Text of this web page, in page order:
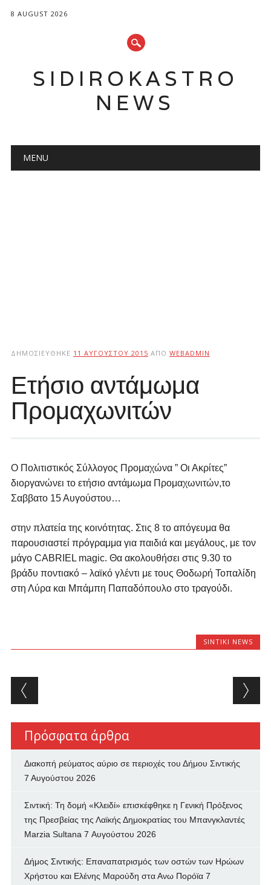
8 AUGUST 2026
SIDIROKASTRO
NEWS
Main menu
MENU
ΔΗΜΟΣΙΕΎΘΗΚΕ 11 ΑΥΓΟΎΣΤΟΥ 2015 ΑΠΌ WEBADMIN
Ετήσιο αντάμωμα
Προμαχωνιτών
Ο Πολιτιστικός Σύλλογος Προμαχώνα ” Οι Ακρίτες”
διοργανώνει το ετήσιο αντάμωμα Προμαχωνιτών,το
Σαββατο 15 Αυγούστου…
στην πλατεία της κοινότητας. Στις 8 το απόγευμα θα
παρουσιαστεί πρόγραμμα για παιδιά και μεγάλους, με τον
μάγο CABRIEL magic. Θα ακολουθήσει στις 9.30 το
βράδυ ποντιακό – λαϊκό γλέντι με τους Θοδωρή Τοπαλίδη
στη Λύρα και Μπάμπη Παπαδόπουλο στο τραγούδι.
SINTIKI NEWS
Post navigation
Πρόσφατα άρθρα
Διακοπή ρεύματος αύριο σε περιοχές του Δήμου Σιντικής
7 Αυγούστου 2026
Σιντική: Τη δομή «Κλειδί» επισκέφθηκε η Γενική Πρόξενος
της Πρεσβείας της Λαϊκής Δημοκρατίας του Μπανγκλαντές
Marzia Sultana 7 Αυγούστου 2026
Δήμος Σιντικής: Επαναπατρισμός των oστών των Ηρώων
Χρήστου και Ελένης Μαρούδη στα Ανω Πορόϊα 7